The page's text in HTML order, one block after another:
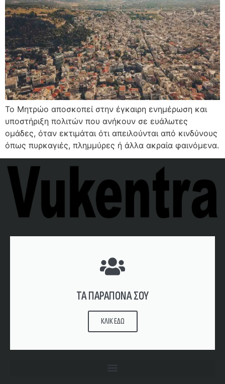
Το Μητρώο αποσκοπεί στην έγκαιρη ενημέρωση και
υποστήριξη πολιτών που ανήκουν σε ευάλωτες
ομάδες, όταν εκτιμάται ότι απειλούνται από κινδύνους
όπως πυρκαγιές, πλημμύρες ή άλλα ακραία φαινόμενα.
ΤΑ ΠΑΡΑΠΟΝΑ ΣΟΥ
ΚΛΙΚ ΕΔΩ